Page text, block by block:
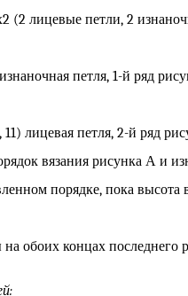
(2 лицевые петли, 2
петля, 1-й ряд
лицевая петля, 2-й ряд
вязания рисунка А и
порядке, пока
обоих концах последнего